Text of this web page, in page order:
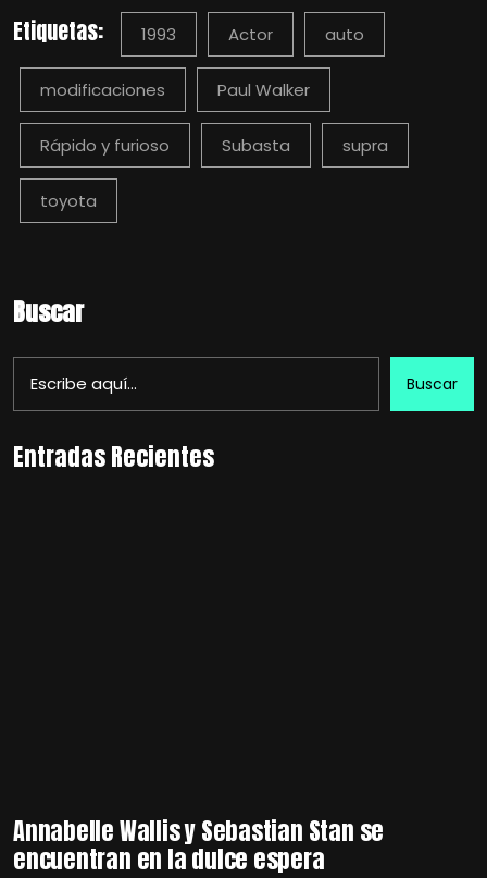
Etiquetas: 1993 Actor auto
modificaciones Paul Walker
Rápido y furioso Subasta supra
toyota
Buscar
Buscar
Entradas Recientes
Annabelle Wallis y Sebastian Stan se
encuentran en la dulce espera